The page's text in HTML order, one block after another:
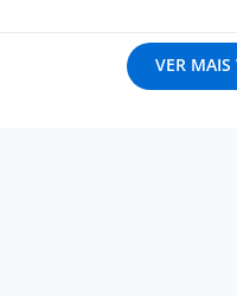
VER MAIS